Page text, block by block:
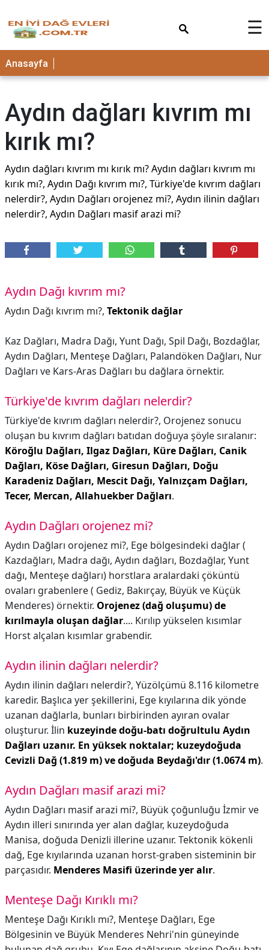
☰
Anasayfa
Aydın dağları kıvrım mı
kırık mı?
Aydın dağları kıvrım mı kırık mı? Aydın dağları kıvrım mı
kırık mı?, Aydın Dağı kıvrım mı?, Türkiye'de kıvrım dağları
nelerdir?, Aydın Dağları orojenez mi?, Aydın ilinin dağları
nelerdir?, Aydın Dağları masif arazi mi?
Aydın Dağı kıvrım mı?
Aydın Dağı kıvrım mı?, Tektonik dağlar
Kaz Dağları, Madra Dağı, Yunt Dağı, Spil Dağı, Bozdağlar,
Aydın Dağları, Menteşe Dağları, Palandöken Dağları, Nur
Dağları ve Kars-Aras Dağları bu dağlara örnektir.
Türkiye'de kıvrım dağları nelerdir?
Türkiye'de kıvrım dağları nelerdir?, Orojenez sonucu
oluşan bu kıvrım dağları batıdan doğuya şöyle sıralanır:
Köroğlu Dağları, Ilgaz Dağları, Küre Dağları, Canik
Dağları, Köse Dağları, Giresun Dağları, Doğu
Karadeniz Dağları, Mescit Dağı, Yalnızçam Dağları,
Tecer, Mercan, Allahuekber Dağları.
Aydın Dağları orojenez mi?
Aydın Dağları orojenez mi?, Ege bölgesindeki dağlar (
Kazdağları, Madra dağı, Aydın dağları, Bozdağlar, Yunt
dağı, Menteşe dağları) horstlara aralardaki çöküntü
ovaları grabenlere ( Gediz, Bakırçay, Büyük ve Küçük
Menderes) örnektir. Orojenez (dağ oluşumu) de
kırılmayla oluşan dağlar.... Kırılıp yükselen kısımlar
Horst alçalan kısımlar grabendir.
Aydın ilinin dağları nelerdir?
Aydın ilinin dağları nelerdir?, Yüzölçümü 8.116 kilometre
karedir. Başlıca yer şekillerini, Ege kıyılarına dik yönde
uzanan dağlarla, bunları birbirinden ayıran ovalar
oluşturur. İlin kuzeyinde doğu-batı doğrultulu Aydın
Dağları uzanır. En yüksek noktalar; kuzeydoğuda
Cevizli Dağ (1.819 m) ve doğuda Beydağı'dır (1.0674 m).
Aydın Dağları masif arazi mi?
Aydın Dağları masif arazi mi?, Büyük çoğunluğu İzmir ve
Aydın illeri sınırında yer alan dağlar, kuzeydoğuda
Manisa, doğuda Denizli illerine uzanır. Tektonik kökenli
dağ, Ege kıyılarında uzanan horst-graben sisteminin bir
parçasıdır. Menderes Masifi üzerinde yer alır.
Menteşe Dağı Kırıklı mı?
Menteşe Dağı Kırıklı mı?, Menteşe Dağları, Ege
Bölgesinin ve Büyük Menderes Nehri'nin güneyinde